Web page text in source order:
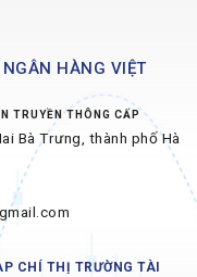
HÀNG VIỆT
TRUYỀN THÔNG CẤP
Bà Trưng, thành phố Hà
CHÍ THỊ TRƯỜNG TÀI